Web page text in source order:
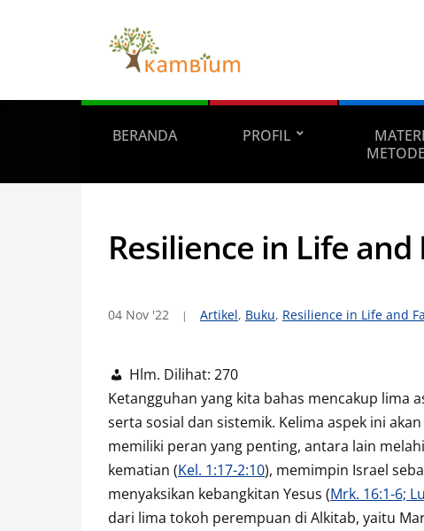
BERANDA PROFIL
METODE
Resilience in Life and
04 Nov '22 Artikel, Buku, Resilience in Life and
Hlm. Dilihat: 270
Ketangguhan yang kita bahas mencakup lima
serta sosial dan sistemik. Kelima aspek ini
memiliki peran yang penting, antara lain
kematian (Kel. 1:17-2:10), memimpin Israel
menyaksikan kebangkitan Yesus (Mrk. 16:1-6;
dari lima tokoh perempuan di Alkitab, yaitu